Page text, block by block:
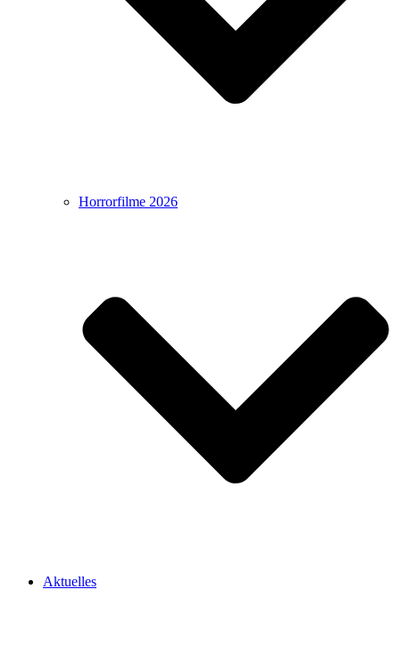
Horrorfilme 2026
Aktuelles